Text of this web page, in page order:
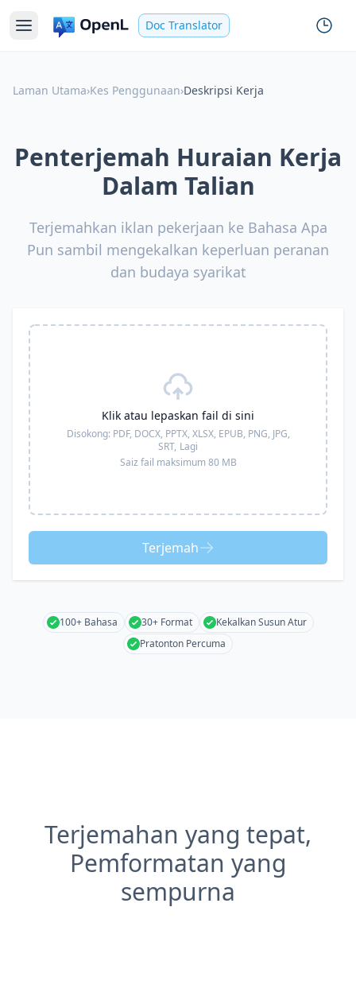
Doc Translator
Laman Utama›Kes Penggunaan›Deskripsi Kerja
Penterjemah Huraian Kerja
Dalam Talian
Terjemahkan iklan pekerjaan ke Bahasa Apa
Pun sambil mengekalkan keperluan peranan
dan budaya syarikat
Klik atau lepaskan fail di sini
Disokong: PDF, DOCX, PPTX, XLSX, EPUB, PNG, JPG,
SRT, Lagi
Saiz fail maksimum 80 MB
Terjemah
100+ Bahasa 30+ Format
Kekalkan Susun Atur
Pratonton Percuma
Terjemahan yang tepat,
Pemformatan yang
sempurna